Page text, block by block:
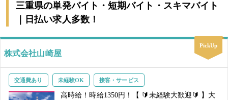
三重県の単発バイト・短期バイト・スキマバイト
｜日払い求人多数！
株式会社山崎屋
PickUp
交通費あり 未経験OK 接客・サービス
高時給！時給1350円！【 🔰未経験大歓迎🔰 】大